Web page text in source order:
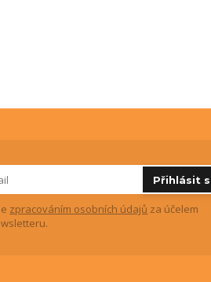
Přihlásit
zpracováním osobních údajů za účelem